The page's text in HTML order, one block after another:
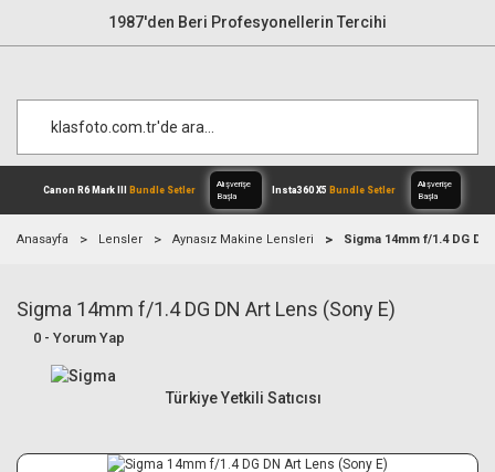
1987'den Beri Profesyonellerin Tercihi
Canon R6 Mark IIIBundle Setler
Alışverişe
Anasayfa Lensler Aynasız Makine Lensleri Sigma 14mm f/1.4 DG
Sigma 14mm f/1.4 DG DN Art Lens (Sony E)
0 - Yorum Yap
Türkiye Yetkili Satıcısı